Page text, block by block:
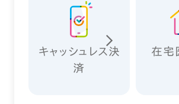
キャッシュレス決
済
在宅